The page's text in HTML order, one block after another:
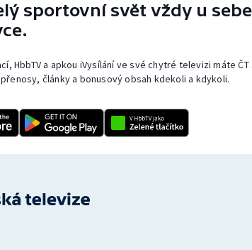
sportovní svět vždy u
HbbTV a apkou iVysílání ve své chytré televizi máte
články a bonusový obsah kdekoli a kdykoli.